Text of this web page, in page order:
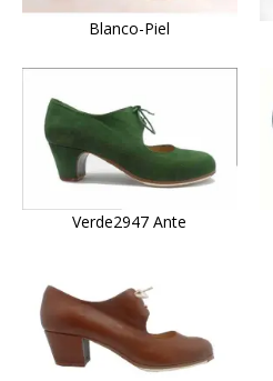
Blanco-Piel
Verde2947 Ante